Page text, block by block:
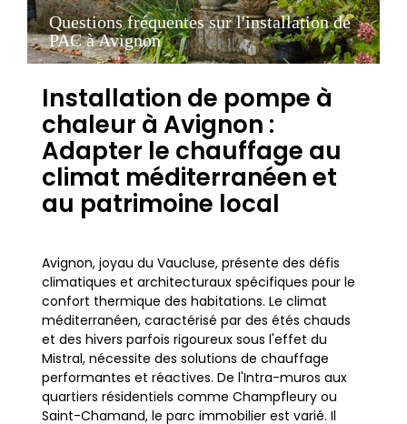
Questions fréquentes sur l'installation de
PAC à Avignon
Installation de pompe à
chaleur à Avignon :
Adapter le chauffage au
climat méditerranéen et
au patrimoine local
Avignon, joyau du Vaucluse, présente des défis
climatiques et architecturaux spécifiques pour le
confort thermique des habitations. Le climat
méditerranéen, caractérisé par des étés chauds
et des hivers parfois rigoureux sous l'effet du
Mistral, nécessite des solutions de chauffage
performantes et réactives. De l'Intra-muros aux
quartiers résidentiels comme Champfleury ou
Saint-Chamand, le parc immobilier est varié. Il